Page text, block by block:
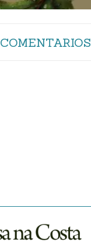
COMENTARIOS